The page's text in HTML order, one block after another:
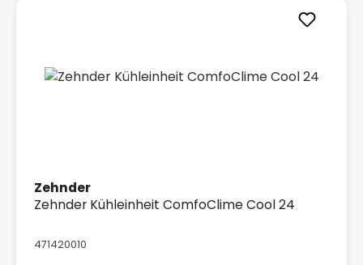
Zehnder
Zehnder Kühleinheit ComfoClime Cool 24
471420010